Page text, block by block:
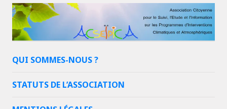
QUI SOMMES-NOUS ?
STATUTS DE L’ASSOCIATION